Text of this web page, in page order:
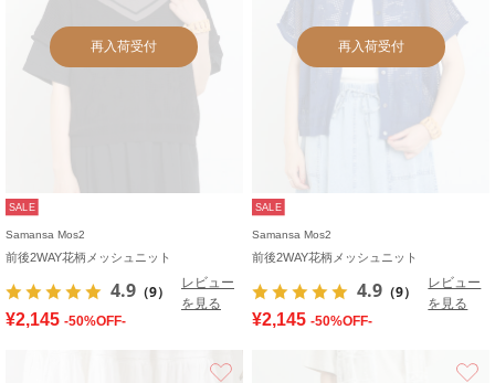
再入荷受付
SALE
Samansa Mos2
前後2WAY花柄メッシュニット
4.9 （9）
レビュー
を見る
¥2,145 -50%OFF-
再入荷受付
SALE
Samansa Mos2
前後2WAY花柄メッシュニット
4.9 （9）
レビュー
を見る
¥2,145 -50%OFF-